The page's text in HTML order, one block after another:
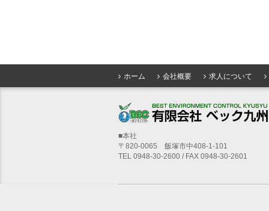
ホーム 会社概要 求人について
■本社
〒820-0065 飯塚市中408-1-101
TEL 0948-30-2600 / FAX 0948-30-2601